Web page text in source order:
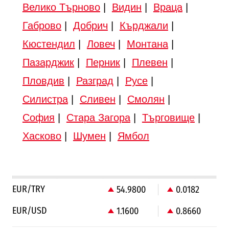
Велико Търново| Видин Враца|
Габрово| Добрич Кърджали
Кюстендил
Ловеч Монтана|
Пазарджик| Перник| Плевен
Пловдив
Разград Русе|
Силистра| Сливен Смолян
София
Стара Загора| Търговище|
Хасково| Шумен Ямбол
EUR/TRY 54.9800
0.0182
EUR/USD
1.1600 0.8660